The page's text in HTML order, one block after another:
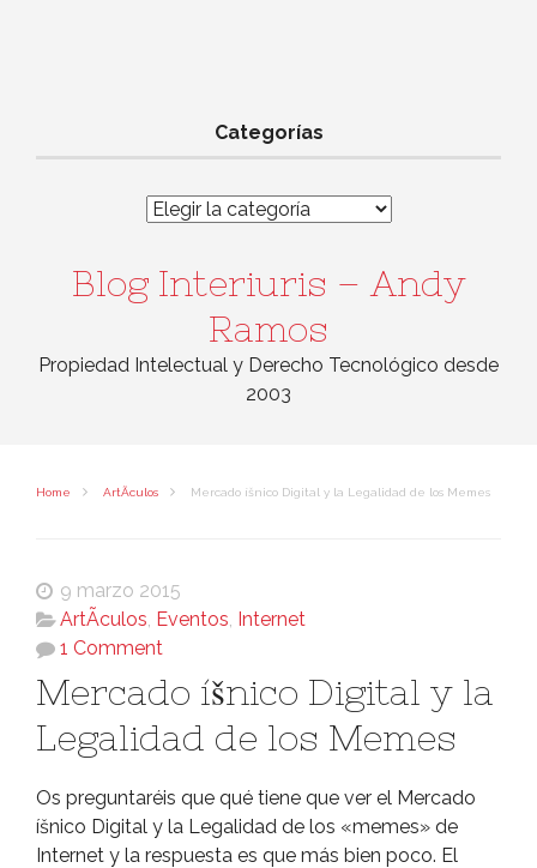
Categorías
Categorías
Blog Interiuris – Andy
Ramos
Propiedad Intelectual y Derecho Tecnológico desde
2003
Home ArtÃ­culos Mercado íšnico Digital y la Legalidad de los Memes
9 marzo 2015
ArtÃ­culos, Eventos, Internet
1 Comment
Mercado íšnico Digital y la
Legalidad de los Memes
Os preguntaréis que qué tiene que ver el Mercado
íšnico Digital y la Legalidad de los «memes» de
Internet y la respuesta es que más bien poco. El